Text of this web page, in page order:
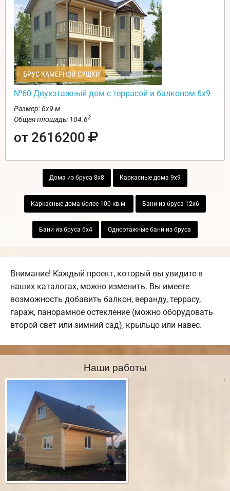
БРУС КАМЕРНОЙ СУШКИ
№60 Двухэтажный дом с террасой и балконом 6х9
Размер: 6х9 м
Общая площадь: 104.62
от 2616200
Дома из бруса 8х8 Каркасные дома 9х9
Каркасные дома более 100 кв.м. Бани из бруса 12х6
Бани из бруса 6х4 Одноэтажные бани из бруса
Внимание! Каждый проект, который вы увидите в
наших каталогах, можно изменить. Вы имеете
возможность добавить балкон, веранду, террасу,
гараж, панорамное остекление (можно оборудовать
второй свет или зимний сад), крыльцо или навес.
Наши работы